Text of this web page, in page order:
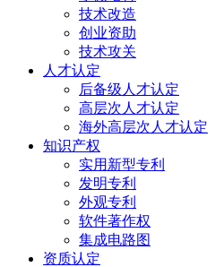
技术改造
创业资助
技术攻关
人才认定
后备级人才认定
高层次人才认定
海外高层次人才认定
知识产权
实用新型专利
发明专利
外观专利
软件著作权
集成电路图
资质认定